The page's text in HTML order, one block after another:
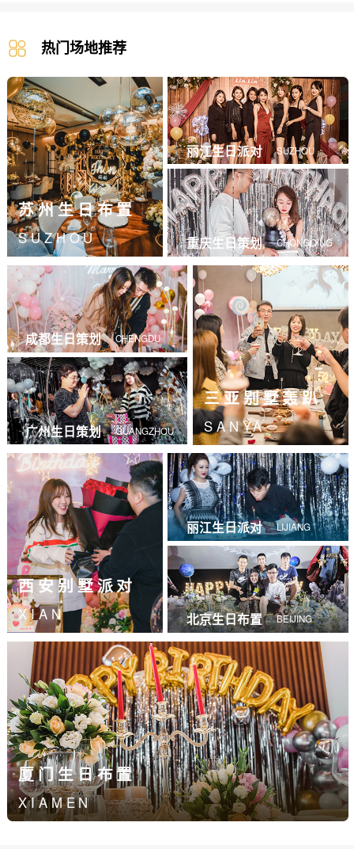
热门场地推荐
苏州生日布置
SUZHOU
丽江生日派对 SUZHOU
重庆生日策划 CHONGQING
成都生日策划 CHENGDU
广州生日策划 GUANGZHOU
三亚别墅轰趴
SANYA
西安别墅派对
XIAN
丽江生日派对 LIJIANG
北京生日布置 BEIJING
厦门生日布置
XIAMEN